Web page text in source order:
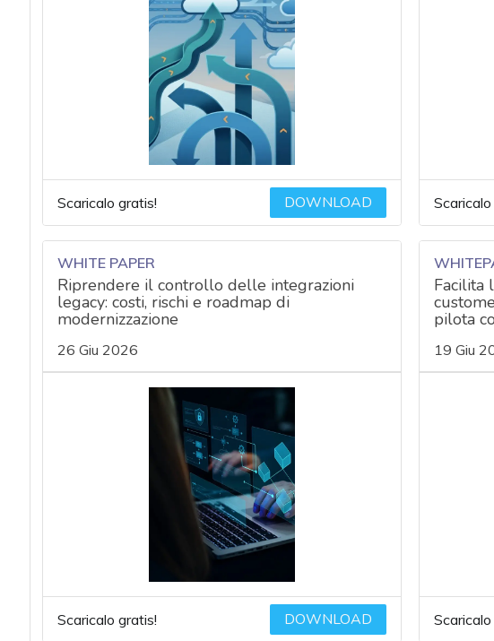
Scaricalo gratis! DOWNLOAD
WHITE PAPER
Riprendere il controllo delle integrazioni
legacy: costi, rischi e roadmap di
modernizzazione
26 Giu 2026
Scaricalo gratis! DOWNLOAD
Facilita
pilota
19 Giu